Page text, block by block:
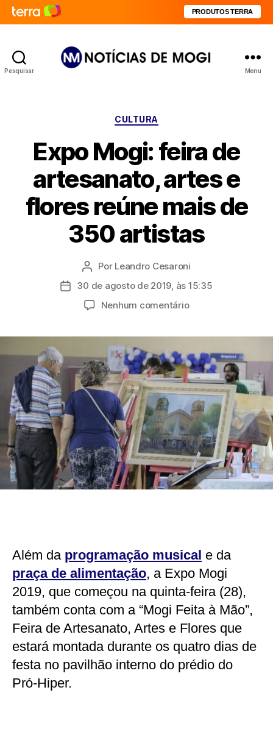
PRODUTOS TERRA
Pesquisar Menu
Categorias
CULTURA
Expo Mogi: feira de
artesanato, artes e
flores reúne mais de
350 artistas
Autor
do
Por Leandro Cesaroni
Data
publicação
30 de agosto de 2019, às 15:35
Nenhum comentárioem
de
artesanato,
artes
e
flores
reúne
mais
de
350
artistas
Além da programação musical e da
praça de alimentação, a Expo Mogi
2019, que começou na quinta-feira (28),
também conta com a “Mogi Feita à Mão”,
Feira de Artesanato, Artes e Flores que
estará montada durante os quatro dias de
festa no pavilhão interno do prédio do
Pró-Hiper.